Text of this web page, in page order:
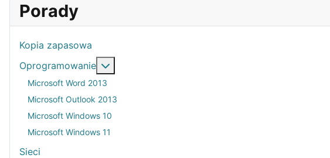
Porady
Kopia zapasowa
Oprogramowanie
Microsoft Word 2013
Microsoft Outlook 2013
Microsoft Windows 10
Microsoft Windows 11
Sieci